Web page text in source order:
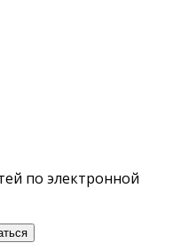
по электронной